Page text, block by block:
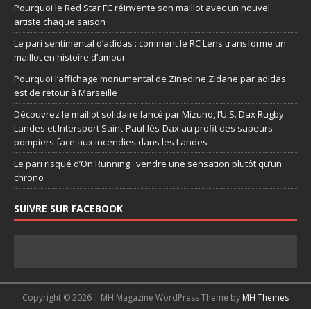
Pourquoi le Red Star FC réinvente son maillot avec un nouvel
artiste chaque saison
Le pari sentimental d’adidas : comment le RC Lens transforme un
maillot en histoire d’amour
Pourquoi l’affichage monumental de Zinedine Zidane par adidas
est de retour à Marseille
Découvrez le maillot solidaire lancé par Mizuno, l’U.S. Dax Rugby
Landes et Intersport Saint-Paul-lès-Dax au profit des sapeurs-
pompiers face aux incendies dans les Landes
Le pari risqué d’On Running : vendre une sensation plutôt qu’un
chrono
SUIVRE SUR FACEBOOK
Copyright © 2026 | MH Magazine WordPress Theme by MH Themes